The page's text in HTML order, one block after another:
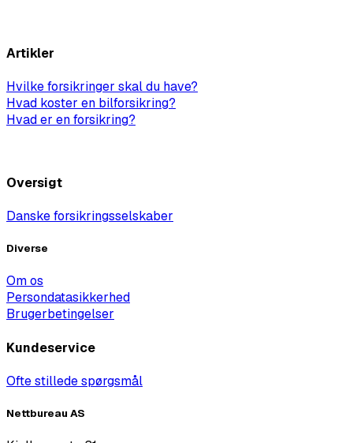
Artikler
Hvilke forsikringer skal du have?
Hvad koster en bilforsikring?
Hvad er en forsikring?
Oversigt
Danske forsikringsselskaber
Diverse
Om os
Persondatasikkerhed
Brugerbetingelser
Kundeservice
Ofte stillede spørgsmål
Nettbureau AS